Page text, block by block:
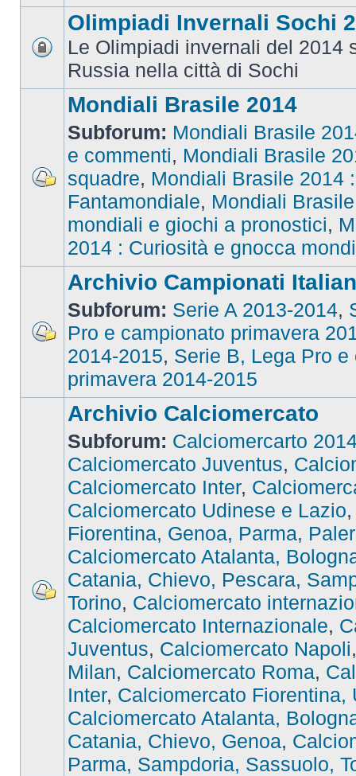
Olimpiadi Invernali Sochi
Le Olimpiadi invernali del 2014
Russia nella città di Sochi
Mondiali Brasile 2014
Subforum: Mondiali Brasile
e commenti, Mondiali Brasile
squadre, Mondiali Brasile 2014
Fantamondiale, Mondiali
mondiali e giochi a pronostici,
2014 : Curiosità e gnocca
Archivio Campionati
Subforum: Serie A 2013-2014,
Pro e campionato primavera
2014-2015, Serie B, Lega Pro e
primavera 2014-2015
Archivio Calciomercato
Subforum: Calciomercarto
Calciomercato Juventus,
Calciomercato Inter,
Calciomercato Udinese e Lazio
Fiorentina, Genoa, Parma,
Calciomercato Atalanta,
Catania, Chievo, Pescara,
Torino, Calciomercato
Calciomercato Internazionale,
Juventus, Calciomercato Napoli
Milan, Calciomercato Roma,
Inter, Calciomercato Fiorentina,
Calciomercato Atalanta,
Catania, Chievo, Genoa,
Parma, Sampdoria, Sassuolo,